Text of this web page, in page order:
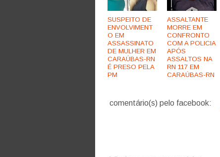
SUSPEITO DE
ENVOLVIMENT
O EM
ASSASSINATO
DE MULHER EM
CARAÚBAS-RN
É PRESO PELA
PM
ASSALTANTE
MORRE EM
CONFRONTO
COM A POLICIA
APÓS
ASSALTOS NA
RN 117 EM
CARAÚBAS-RN
comentário(s) pelo facebook: